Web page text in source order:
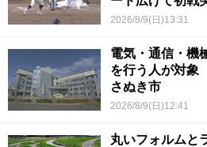
2026/8/9(日)13:31
電気・通信・機
を行う人が対
さぬき市
2026/8/9(日)12:41
丸いフォルムと